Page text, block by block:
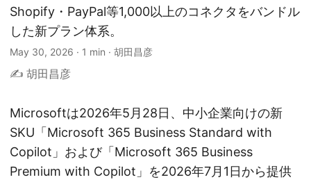
Shopify・PayPal等1,000以上のコネクタをバンドル
した新プラン体系。
May 30, 2026 · 1 min · 胡田昌彦
✍️ 胡田昌彦
Microsoftは2026年5月28日、中小企業向けの新
SKU「Microsoft 365 Business Standard with
Copilot」および「Microsoft 365 Business
Premium with Copilot」を2026年7月1日から提供